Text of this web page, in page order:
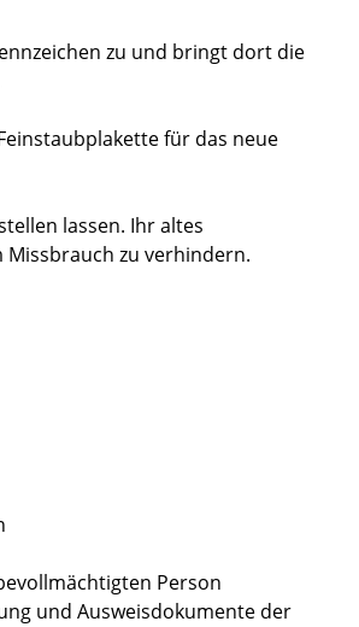
ichen zu und bringt dort die
für das neue
lassen. Ihr altes
zu verhindern.
Person
und Ausweisdokumente der